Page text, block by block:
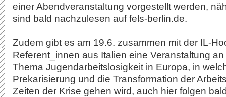
einer Abendveranstaltung vorgestellt werden,
sind bald nachzulesen auf fels-berlin.de.
Zudem gibt es am 19.6. zusammen mit der IL-
Referent_innen aus Italien eine Veranstaltung
Thema Jugendarbeitslosigkeit in Europa, in
Prekarisierung und die Transformation der
Zeiten der Krise gehen wird, auch hier folgen